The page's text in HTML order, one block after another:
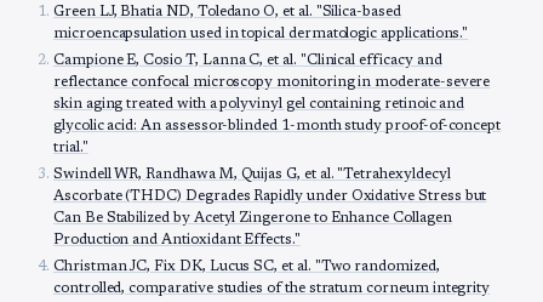
Green LJ, Bhatia ND, Toledano O, et al. "Silica-based
microencapsulation used in topical dermatologic applications."
Campione E, Cosio T, Lanna C, et al. "Clinical efficacy and
reflectance confocal microscopy monitoring in moderate-severe
skin aging treated with a polyvinyl gel containing retinoic and
glycolic acid: An assessor-blinded 1-month study proof-of-concept
trial."
Swindell WR, Randhawa M, Quijas G, et al. "Tetrahexyldecyl
Ascorbate (THDC) Degrades Rapidly under Oxidative Stress but
Can Be Stabilized by Acetyl Zingerone to Enhance Collagen
Production and Antioxidant Effects."
Christman JC, Fix DK, Lucus SC, et al. "Two randomized,
controlled, comparative studies of the stratum corneum integrity